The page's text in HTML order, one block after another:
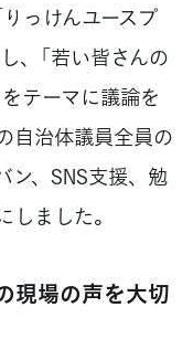
りっけんユースプ
、「若い皆さんの
テーマに議論を
自治体議員全員の
ン、SNS支援、勉
ました。
現場の声を大切